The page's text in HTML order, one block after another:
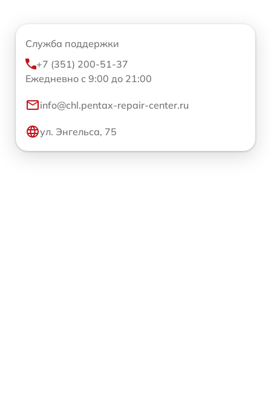
Служба поддержки
+7 (351) 200-51-37
Ежедневно с 9:00 до 21:00
info@chl.pentax-repair-center.ru
ул. Энгельса, 75